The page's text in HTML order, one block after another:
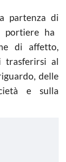
partenza di
ha
di affetto,
trasferirsi al
delle
e sulla